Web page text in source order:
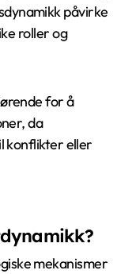
påvirke
roller og
for å
da
konflikter eller
mekanismer